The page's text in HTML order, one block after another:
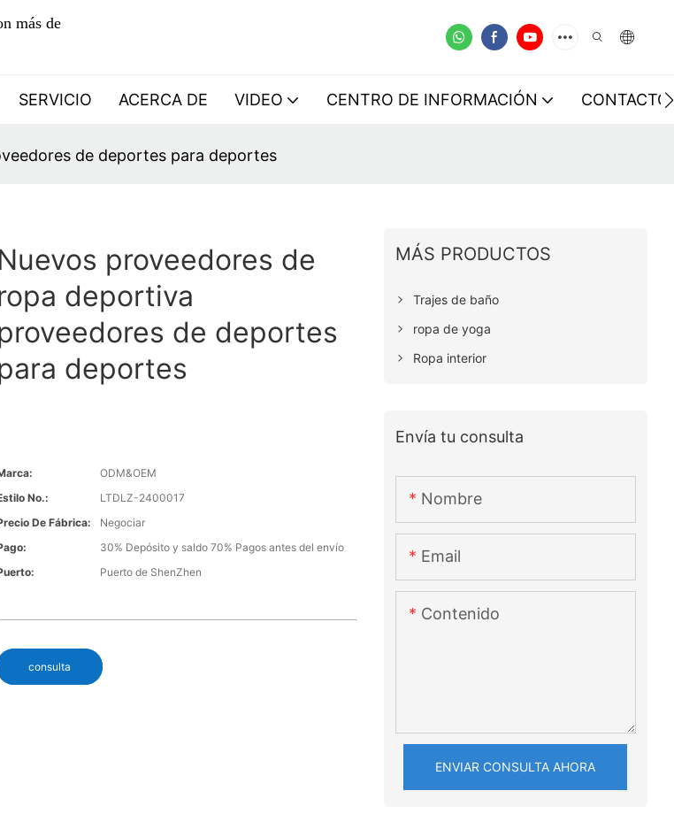
más de
SERVICIO ACERCA DE VIDEO CENTRO DE INFORMACIÓN CONTACTO
de deportes para deportes
proveedores de
deportiva
de deportes
deportes
ODM&OEM
No.:
LTDLZ-2400017
De Fábrica:
Negociar
30% Depósito y saldo 70% Pagos antes del envío
Puerto de ShenZhen
consulta
MÁS PRODUCTOS
Trajes de baño
ropa de yoga
Ropa interior
Envía tu consulta
Nombre
Email
Contenido
ENVIAR CONSULTA AHORA